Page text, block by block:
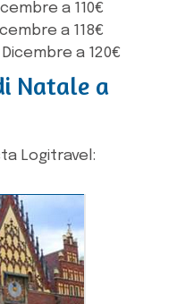
a 110€
a 118€
Dicembre a 120€
Natale a
Logitravel: